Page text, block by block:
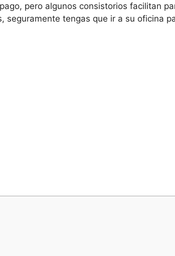
pero algunos consistorios facilitan
seguramente tengas que ir a su oficina